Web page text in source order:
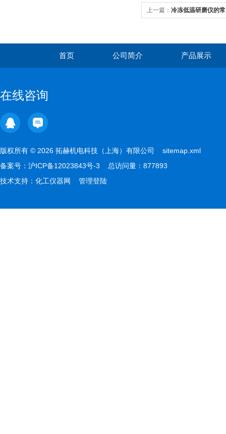
上一篇： 冷冻低温研磨仪的
首页 公司简介 产品展示
在线咨询
版权所有 © 2026 拓赫机电科技（上海）有限公司 sitemap.xml
备案号： 沪ICP备12023843号-3 总访问量：877893
技术支持： 化工仪器网 管理登陆